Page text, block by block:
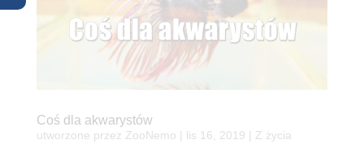
Coś dla akwarystów
utworzone przez ZooNemo lis 16, 2019
Z życia